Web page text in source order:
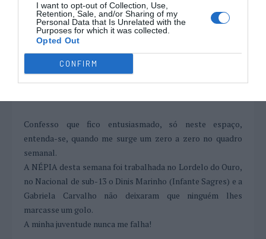
I want to opt-out of Collection, Use,
Retention, Sale, and/or Sharing of my
Personal Data that Is Unrelated with the
Purposes for which it was collected.
Opted Out
CONFIRM
No Pavilhão das Goladas aconteceu A SACADA desta
semana, marcaram-se dezanove golos no Nacional de sub-
15, com o regresso a este espaço dos guarda-redes do
Anadia, Joel Pereira (5) e Martim Martins (8).
Confesso que fico entusiasmado, só neste espaço,
entenda-se, quando me surge um zero a zero no quadro
semanal.
A NÉPIA desta semana foi trabalhada no Lordelo do Ouro,
no Nacional de sub-13 o Dinis Marinho (Infante Sagres) e a
Gabriela Carvalho não deixaram que ninguém lhes
marcasse um golo.
A minha juventude nunca me falha!